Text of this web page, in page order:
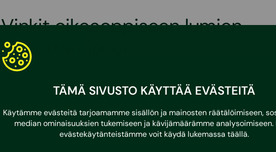
TÄMÄ SIVUSTO KÄYTTÄÄ EVÄSTEITÄ
Käytämme evästeitä tarjoamamme sisällön ja mainosten räätälöimiseen,
median ominaisuuksien tukemiseen ja kävijämäärämme analysoimiseen.
evästekäytänteistämme voit käydä lukemassa täällä.
Vinkit oikeaoppiseen lumien
pudottamiseen
Lumenpudotus on ajankohtaista silloin, kun sitä on kertynyt
metriin. Märkä lumi painaa enemmän kuin kevyt pakkaslumi. Lumen
voidaan laskea siten, että 10cm vastasatanutta lunta on 1mm vettä.
40cm lunta 100 neliön katolla painaa jopa 4000kg. Lue seuraavat
Pudota vain noin puolet lumimassasta, jotta et vahingossakaan